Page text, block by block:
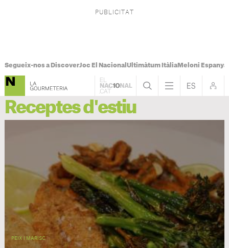
Segueix-nos a DiscoverJoc El Nacional Ultimàtum ItàliaMeloni Espanya
Receptes d'estiu
PEIX I MARISC